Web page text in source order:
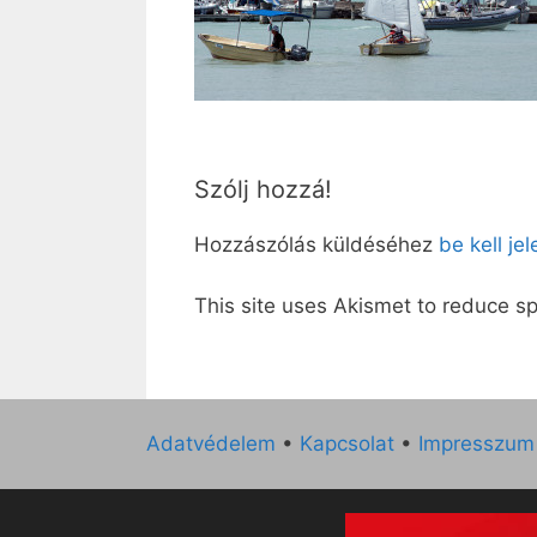
Szólj hozzá!
Hozzászólás küldéséhez be kell
This site uses Akismet to reduce
Adatvédelem • Kapcsolat • Impresszum